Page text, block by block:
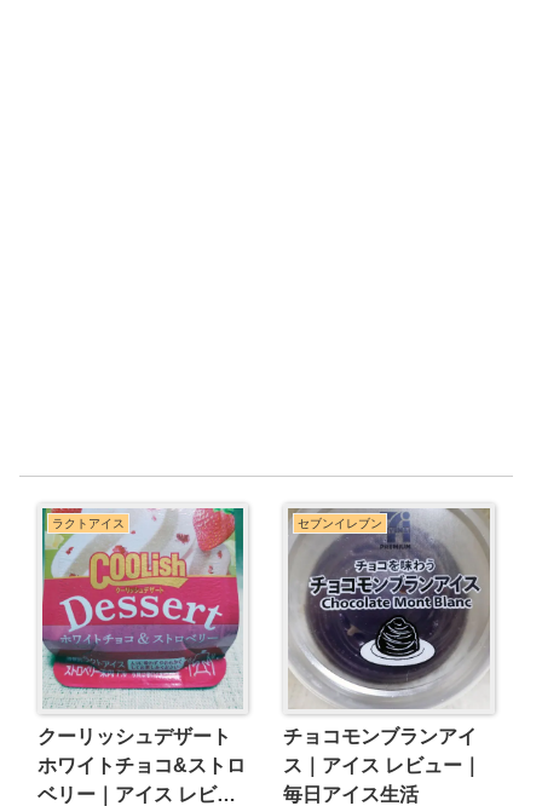
ラクトアイス
クーリッシュデザート
ホワイトチョコ&ストロ
ベリー｜アイス レビュ
セブンイレブン
チョコモンブランアイ
ス｜アイス レビュー｜
毎日アイス生活